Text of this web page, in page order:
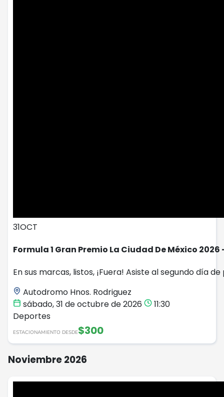
31OCT
Formula 1 Gran Premio La Ciudad De México 2026
En sus marcas, listos, ¡Fuera! Asiste al segundo día
Autodromo Hnos. Rodriguez
sábado, 31 de octubre de 2026
11:30
Deportes
ESTACIONAMIENTO DESDE$300
Noviembre 2026